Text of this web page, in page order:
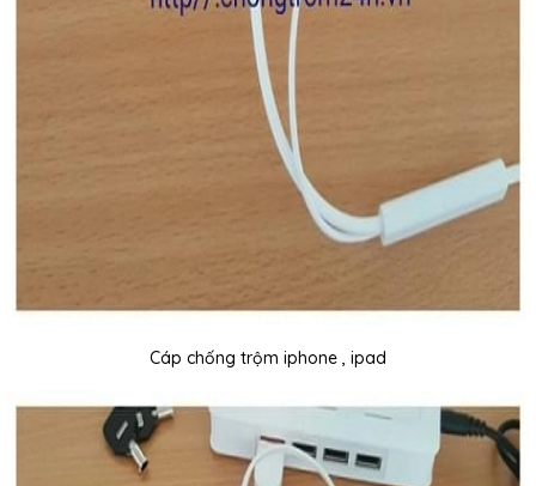
Cáp chống trộm iphone , ipad